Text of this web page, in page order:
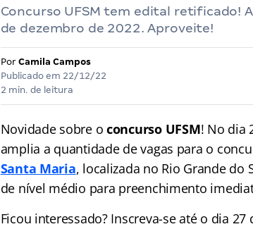
Concurso UFSM tem edital retificado!
de dezembro de 2022. Aproveite!
Por Camila Campos
Publicado em 22/12/22
2 min. de leitura
Novidade sobre oconcurso UFSM! No dia
amplia a quantidade de vagas para o
Santa Maria, localizada no Rio Grande do
de nível médio para preenchimento
Ficou interessado? Inscreva-se até o dia